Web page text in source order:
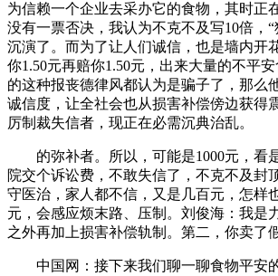
为信赖一个企业去采办它的食物，其时正
没有一票否决，我认为不克不及写10倍，
沉演了。而为了让人们诚信，也是墙内开
你1.50元再赔你1.50元，出来大量的不平
的这种报丧德律风都认为是骗子了，那么
诚信度，让全社会也从损害补偿傍边获得
厉制裁失信者，现正在必需沉典治乱。
的弥补者。所以，可能是1000元，看
院交个诉讼费，不敢失信了，不克不及封
守医治，家人都不信，又是几百元，怎样
元，会感应烦末路、压制。刘俊海：我是
之外再加上损害补偿轨制。第二，你卖了
中国网：接下来我们聊一聊食物平安